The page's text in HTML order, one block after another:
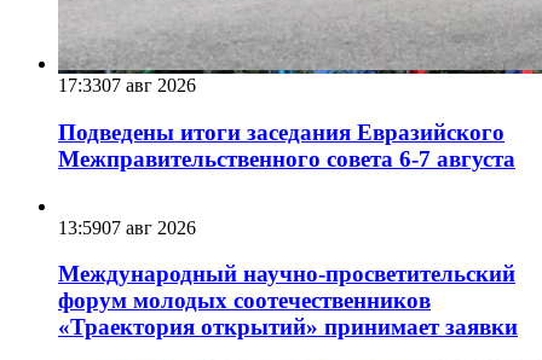
17:3307 авг 2026
Подведены итоги заседания Евразийского
Межправительственного совета 6-7 августа
13:5907 авг 2026
Международный научно-просветительский
форум молодых соотечественников
«Траектория открытий» принимает заявки